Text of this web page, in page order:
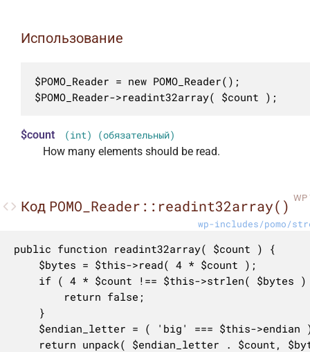
Использование
$POMO_Reader = new POMO_Reader();
$POMO_Reader->readint32array( $count );
$count (int) (обязательный)
How many elements should be read.
Код POMO_Reader::readint32array() WP
wp-includes/pomo/
public function readint32array( $count ) {